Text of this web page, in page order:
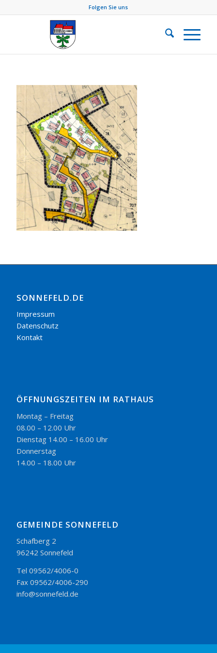
Folgen Sie uns
SONNEFELD.DE
Impressum
Datenschutz
Kontakt
ÖFFNUNGSZEITEN IM RATHAUS
Montag – Freitag
08.00 – 12.00 Uhr
Dienstag 14.00 – 16.00 Uhr
Donnerstag
14.00 – 18.00 Uhr
GEMEINDE SONNEFELD
Schafberg 2
96242 Sonnefeld
Tel 09562/4006-0
Fax 09562/4006-290
info@sonnefeld.de